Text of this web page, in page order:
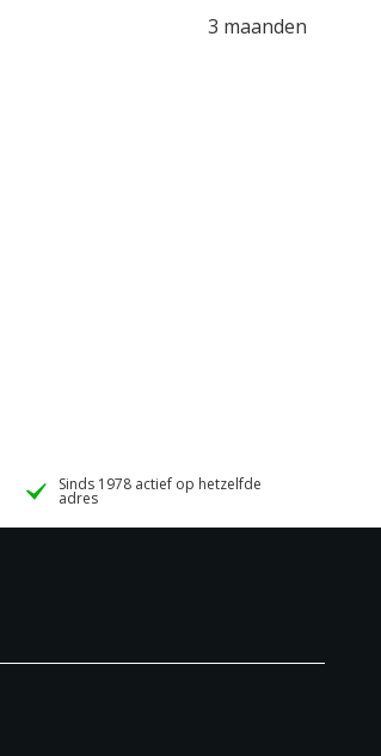
3 maanden
Sinds 1978 actief op hetzelfde
adres